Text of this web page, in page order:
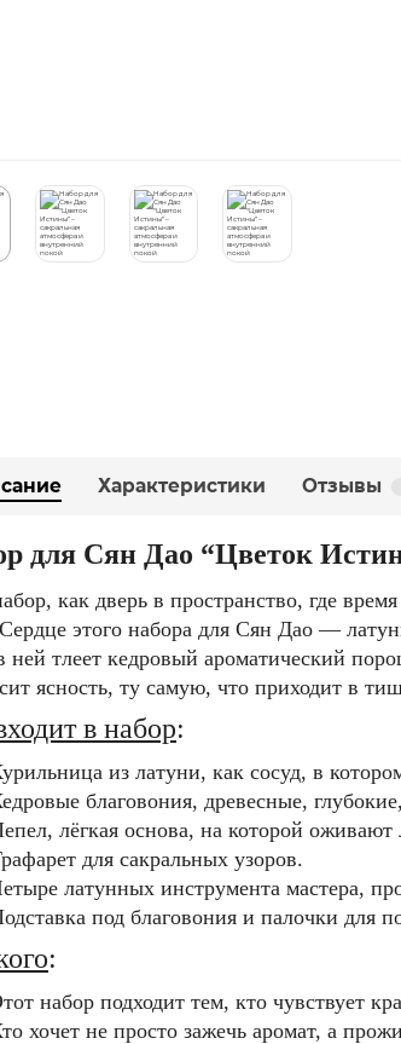
Характеристики Отзывы
для Сян Дао “Цветок
как дверь в пространство, где время
Сердце этого набора для Сян Дао —
ней тлеет кедровый ароматический
ясность, ту самую, что приходит в
в набор:
из латуни, как сосуд, в
благовония, древесные,
лёгкая основа, на которой
для сакральных узоров.
латунных инструмента мастера,
под благовония и палочки для
:
набор подходит тем, кто чувствует
хочет не просто зажечь аромат, а